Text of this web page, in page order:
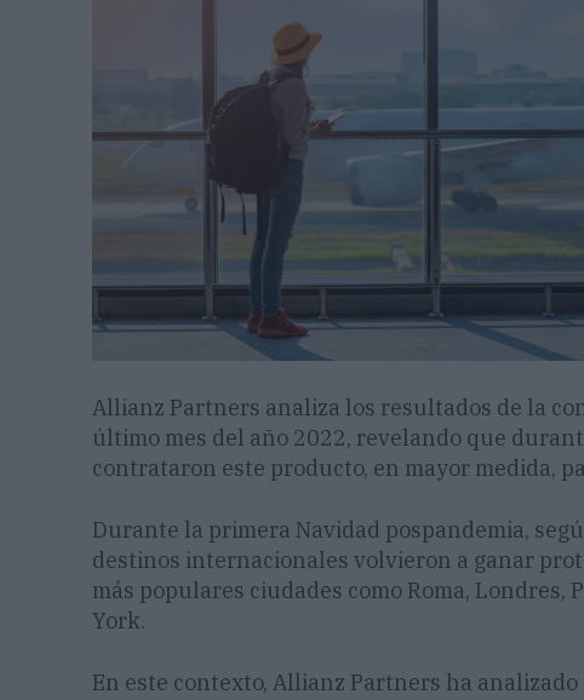
Allianz Partners analiza los resultados de la
último mes del año 2022, revelando que
contrataron este producto, en mayor medida,
Durante la primera Navidad pospandemia,
destinos internacionales volvieron a ganar
más populares ciudades como Roma, Londres,
York.
En este contexto, Allianz Partners ha